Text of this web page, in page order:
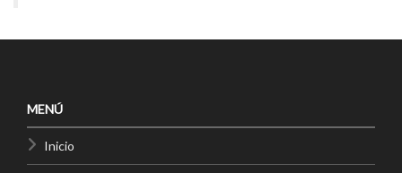
MENÚ
Inicio